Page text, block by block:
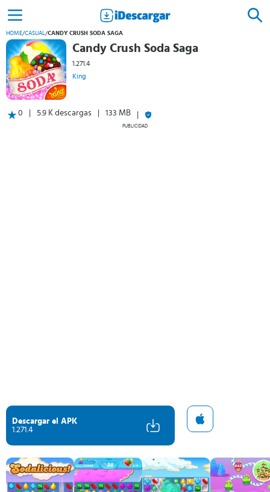
HOME/CASUAL/CANDY CRUSH SODA SAGA
Candy Crush Soda Saga
1.271.4
King
0 5.9 K descargas 133 MB
PUBLICIDAD
Descargar el APK
1.271.4